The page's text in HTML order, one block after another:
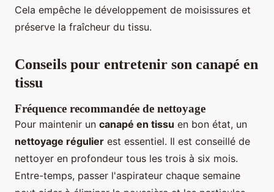
Cela empêche le développement de moisissures et
préserve la fraîcheur du tissu.
Conseils pour entretenir son canapé en
tissu
Fréquence recommandée de nettoyage
Pour maintenir un canapé en tissu en bon état, un
nettoyage régulier est essentiel. Il est conseillé de
nettoyer en profondeur tous les trois à six mois.
Entre-temps, passer l'aspirateur chaque semaine